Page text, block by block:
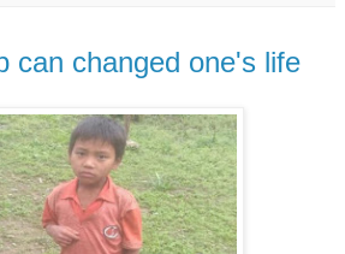
can changed one's life